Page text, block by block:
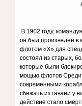
В 1902 году,
он был произведен в
флотом «Х» для
состоял из старых,
которые были
мощью флотов
современными
сбежать из гавани у
действие стало